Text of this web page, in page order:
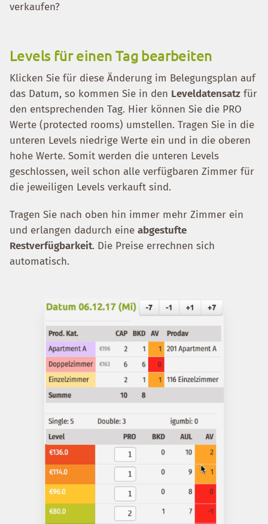
verkaufen?
Levels für einen Tag bearbeiten
Klicken Sie für diese Änderung im Belegungsplan auf
das Datum, so kommen Sie in den Leveldatensatz für
den entsprechenden Tag. Hier können Sie die PRO
Werte (protected rooms) umstellen. Tragen Sie in die
unteren Levels niedrige Werte ein und in die oberen
hohe Werte. Somit werden die unteren Levels
geschlossen, weil schon alle verfügbaren Zimmer für
die jeweiligen Levels verkauft sind.
Tragen Sie nach oben hin immer mehr Zimmer ein
und erlangen dadurch eine abgestufte
Restverfügbarkeit. Die Preise errechnen sich
automatisch.